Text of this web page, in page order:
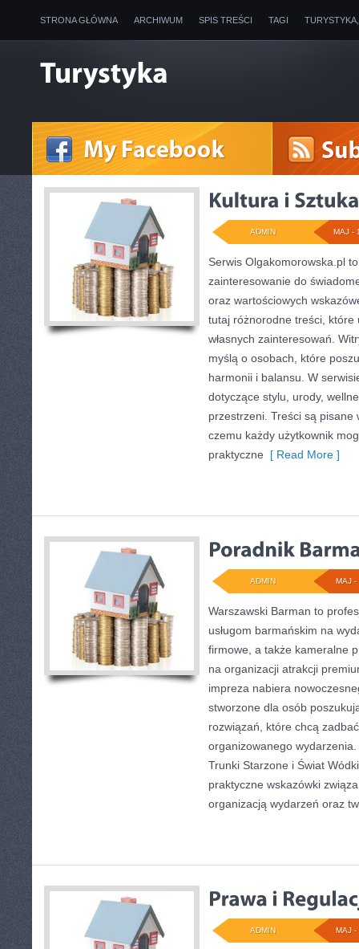
STRONA GŁÓWNA ARCHIWUM SPIS TREŚCI TAGI
MAJ -
ADMIN
Serwis Olgakomorowska.pl
zainteresowanie do
oraz wartościowych
tutaj różnorodne treści, które
własnych zainteresowań.
myślą o osobach, które
harmonii i balansu. W
dotyczące stylu, urody,
przestrzeni. Treści są pisane
czemu każdy użytkownik
praktyczne [ Read More ]
MAJ -
ADMIN
Warszawski Barman to
usługom barmańskim na
firmowe, a także kameralne
na organizacji atrakcji
impreza nabiera
stworzone dla osób
rozwiązań, które chcą
organizowanego
Trunki Starzone i Świat
praktyczne wskazówki
organizacją wydarzeń oraz
MAJ -
ADMIN